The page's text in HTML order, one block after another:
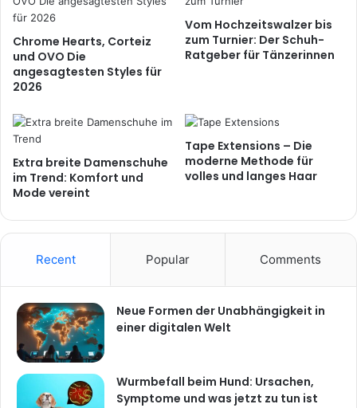
Chrome Hearts, Corteiz
und OVO Die
angesagtesten Styles für
2026
Vom Hochzeitswalzer bis
zum Turnier: Der Schuh-
Ratgeber für Tänzerinnen
Extra breite Damenschuhe
im Trend: Komfort und
Mode vereint
Tape Extensions – Die
moderne Methode für
volles und langes Haar
Recent Popular Comments
Neue Formen der Unabhängigkeit in
einer digitalen Welt
Wurmbefall beim Hund: Ursachen,
Symptome und was jetzt zu tun ist